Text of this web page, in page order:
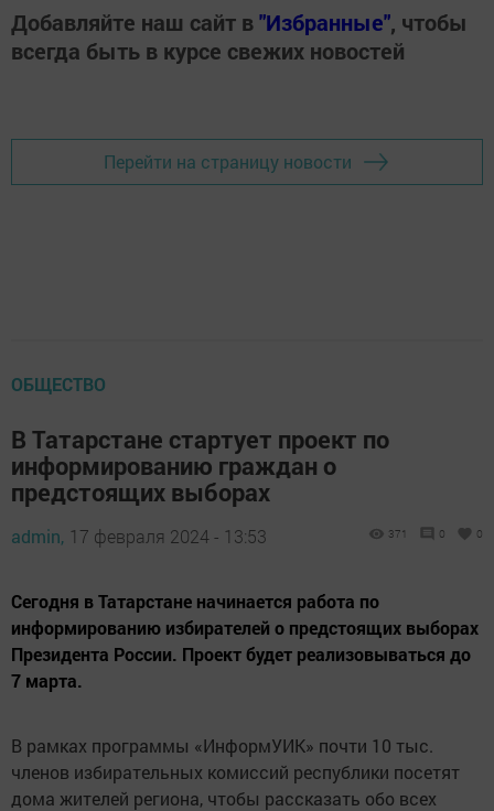
Добавляйте наш сайт в"Избранные", чтобы
всегда быть в курсе свежих новостей
Перейти на страницу новости
ОБЩЕСТВО
В Татарстане стартует проект по
информированию граждан о
предстоящих выборах
admin, 17 февраля 2024 - 13:53 371 0 0
Сегодня в Татарстане начинается работа по
информированию избирателей о предстоящих выборах
Президента России. Проект будет реализовываться до
7 марта.
В рамках программы «ИнформУИК» почти 10 тыс.
членов избирательных комиссий республики посетят
дома жителей региона, чтобы рассказать обо всех